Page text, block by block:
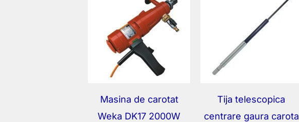
Masina de carotat
Weka DK17 2000W
Tija telescopica
centrare gaura carota